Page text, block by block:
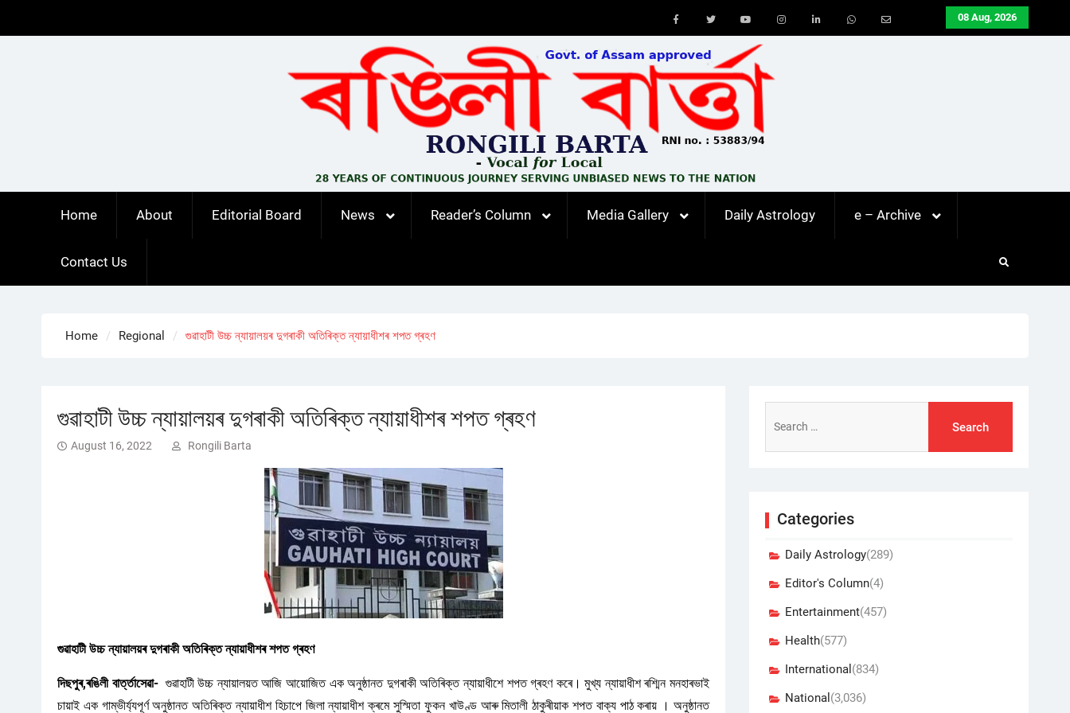
08 Aug, 2026
Youtube
Home About Editorial Board News Reader’s Column Media Gallery Daily Astrology e – Archive
Contact Us
Home Regional গুৱাহাটী উচ্চ ন্যায়ালয়ৰ দুগৰাকী অতিৰিক্ত ন্যায়াধীশৰ শপত গ্ৰহণ
গুৱাহাটী উচ্চ ন্যায়ালয়ৰ দুগৰাকী অতিৰিক্ত ন্যায়াধীশৰ শপত গ্ৰহণ
August 16, 2022 Rongili Barta
গুৱাহাটী উচ্চ ন্যায়ালয়ৰ দুগৰাকী অতিৰিক্ত ন্যায়াধীশৰ শপত গ্ৰহণ
দিছপুৰ,ৰঙিলী বাৰ্ত্তাসেৱা-গুৱাহাটী উচ্চ ন্যায়ালয়ত আজি আয়োজিত এক অনুষ্ঠানত দুগৰাকী অতিৰিক্ত ন্যায়াধীশে শপত গ্ৰহণ কৰে। মুখ্য ন্যায়াধীশ ৰশ্মিন মনহাৰভাই
চায়াই এক গাম্ভীৰ্য্যপূর্ণ অনুষ্ঠানত অতিৰিক্ত ন্যায়াধীশ হিচাপে জিলা ন্যায়াধীশ ক্ৰমে সুস্মিতা ফুকন খাউণ্ড আৰু মিতালী ঠাকুৰীয়াক শপত বাক্য পাঠ কৰায় । অনুষ্ঠানত
for:
Categories
Daily Astrology(289)
Editor's Column(4)
Entertainment(457)
Health(577)
International (834)
National (3,036)